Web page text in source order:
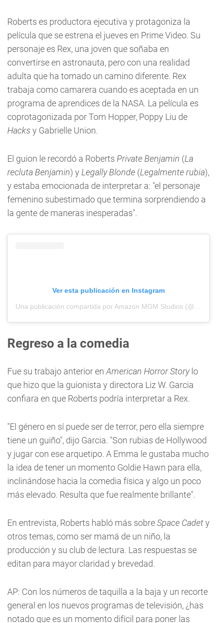
Roberts es productora ejecutiva y protagoniza la
película que se estrena el jueves en Prime Video. Su
personaje es Rex, una joven que soñaba en
convertirse en astronauta, pero con una realidad
adulta que ha tomado un camino diferente. Rex
trabaja como camarera cuando es aceptada en un
programa de aprendices de la NASA. La película es
coprotagonizada por Tom Hopper, Poppy Liu de
Hacks y Gabrielle Union.
El guion le recordó a Roberts Private Benjamin (La
recluta Benjamin) y Legally Blonde (Legalmente rubia),
y estaba emocionada de interpretar a: "el personaje
femenino subestimado que termina sorprendiendo a
la gente de maneras inesperadas".
Ver esta publicación en Instagram
Regreso a la comedia
Fue su trabajo anterior en American Horror Storylo
que hizo que la guionista y directora Liz W. Garcia
confiara en que Roberts podría interpretar a Rex.
"El género en sí puede ser de terror, pero ella siempre
tiene un guiño", dijo Garcia. "Son rubias de Hollywood
y jugar con ese arquetipo. A Emma le gustaba mucho
la idea de tener un momento Goldie Hawn para ella,
inclinándose hacia la comedia física y algo un poco
más elevado. Resulta que fue realmente brillante".
En entrevista, Roberts habló más sobreSpace Cadety
otros temas, como ser mamá de un niño, la
producción y su club de lectura. Las respuestas se
editan para mayor claridad y brevedad.
AP: Con los números de taquilla a la baja y un recorte
general en los nuevos programas de televisión, ¿has
notado que es un momento difícil para poner las